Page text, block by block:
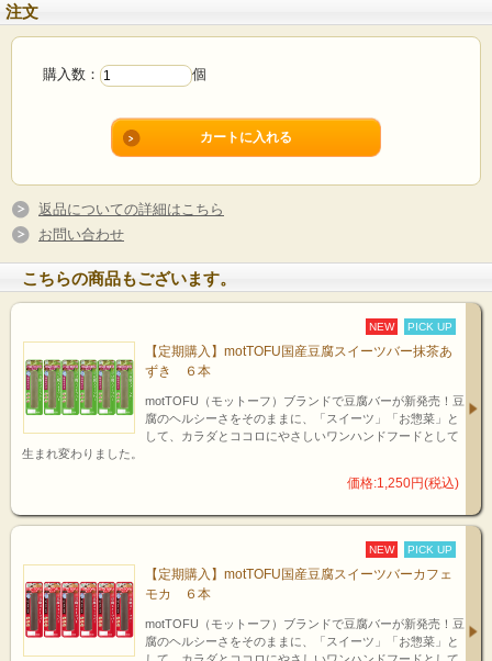
注文
購入数： 個
返品についての詳細はこちら
お問い合わせ
こちらの商品もございます。
NEW PICK UP
【定期購入】motTOFU国産豆腐スイーツバー抹茶あ
ずき ６本
motTOFU（モットーフ）ブランドで豆腐バーが新発売！豆
腐のヘルシーさをそのままに、「スイーツ」「お惣菜」と
して、カラダとココロにやさしいワンハンドフードとして
生まれ変わりました。
価格:1,250円(税込)
NEW PICK UP
【定期購入】motTOFU国産豆腐スイーツバーカフェ
モカ ６本
motTOFU（モットーフ）ブランドで豆腐バーが新発売！豆
腐のヘルシーさをそのままに、「スイーツ」「お惣菜」と